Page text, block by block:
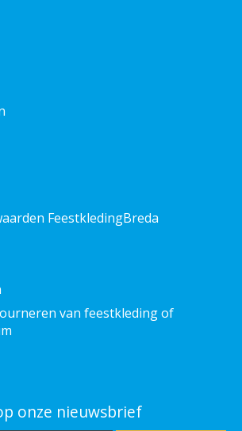
FeestkledingBreda
van feestkleding of
onze nieuwsbrief